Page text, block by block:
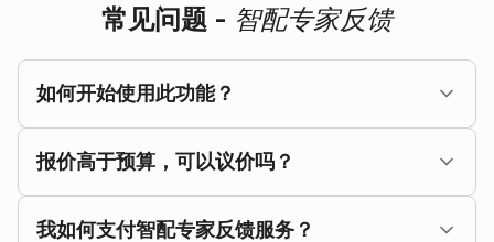
常见问题 - 智配专家反馈
如何开始使用此功能？
报价高于预算，可以议价吗？
我如何支付智配专家反馈服务？